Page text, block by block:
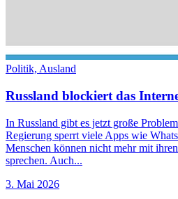
Politik, Ausland
Russland blockiert das
In Russland gibt es jetzt große
Regierung sperrt viele Apps wie
Menschen können nicht mehr mit
sprechen. Auch...
3. Mai 2026